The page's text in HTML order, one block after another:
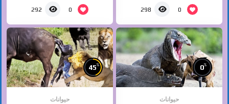
0
298
0
292
0%
حیوانات
45%
حیوانات